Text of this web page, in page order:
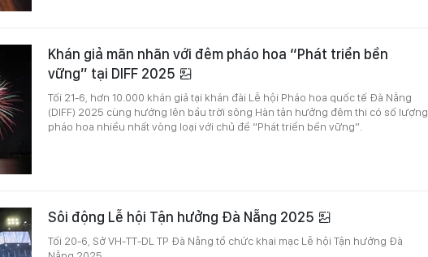
Khán giả mãn nhãn với đêm pháo hoa “Phát triển bền
vững” tại DIFF 2025
Tối 21-6, hơn 10.000 khán giả tại khán đài Lễ hội Pháo hoa quốc tế Đà Nẵng
(DIFF) 2025 cùng hướng lên bầu trời sông Hàn tận hưởng đêm thi có số lượng
pháo hoa nhiều nhất vòng loại với chủ đề “Phát triển bền vững”.
Sôi động Lễ hội Tận hưởng Đà Nẵng 2025
Tối 20-6, Sở VH-TT-DL TP Đà Nẵng tổ chức khai mạc L ễ hội Tận hưởng Đà